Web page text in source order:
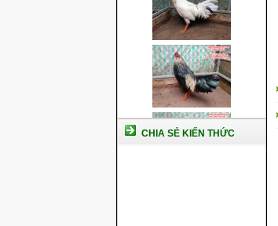
CHIA SẺ KIẾN THỨC